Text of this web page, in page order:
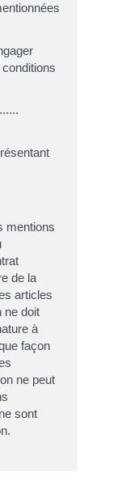
mentions
de la
articles
ne doit
à
façon
ne peut
sont